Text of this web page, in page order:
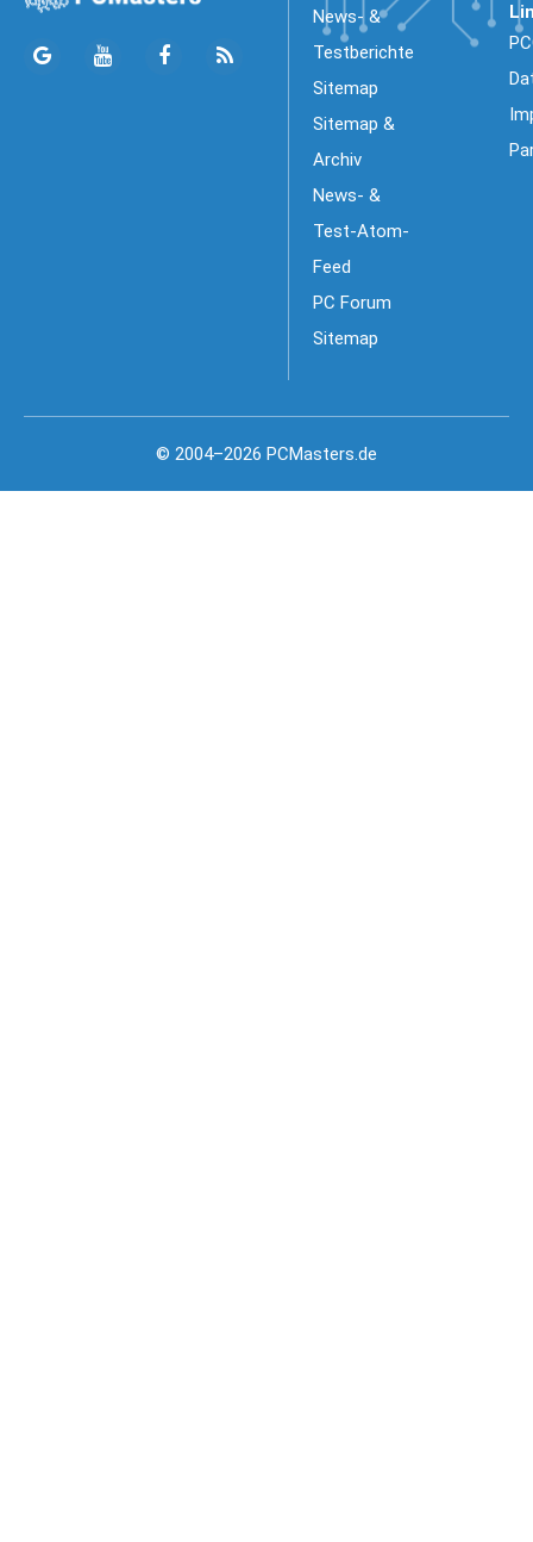
News- &
Testberichte
Sitemap
Sitemap &
Archiv
News- &
Test-Atom-
Feed
PC Forum
Sitemap
© 2004–2026 PCMasters.de